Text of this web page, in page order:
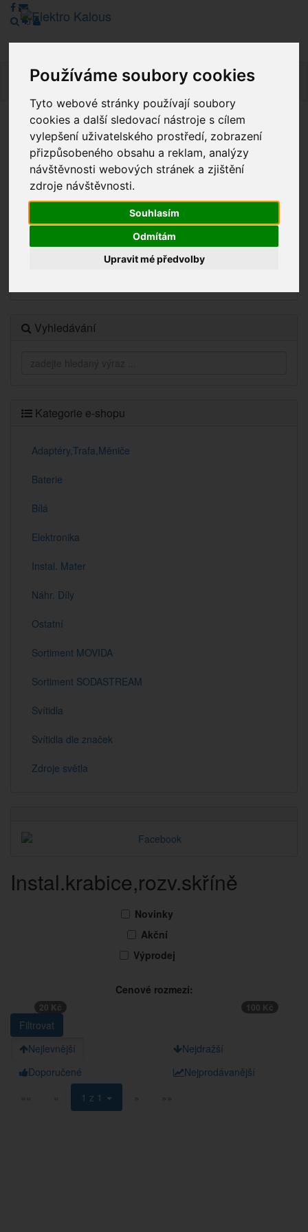
Používáme soubory cookies
Tyto webové stránky používají soubory
cookies a další sledovací nástroje s cílem
vylepšení uživatelského prostředí, zobrazení
přizpůsobeného obsahu a reklam, analýzy
návštěvnosti webových stránek a zjištění
zdroje návštěvnosti.
Souhlasím
Odmítám
Upravit mé předvolby
Vážení zákazníci, v tuto chvíli je Náš internetový obchod v
režimu Katalogu. Objednávky on-line nyní nelze vyřídit.
Děkujeme za pochopení.
Novinky
Vyhledávání
Kategorie e-shopu
Adaptéry,Trafa,Měniče
Baterie
Bílá
Elektronika
Instal. Mater
Náhr. Díly
Ostatní
Sortiment MOVIDA
Sortiment SODASTREAM
Svítidla
Svítidla dle značek
Zdroje světla
Instal.krabice,rozv.skříně
Novinky
Akční
Výprodej
Cenové rozmezí:
20 Kč 100 Kč
Nejlevnější
Nejdražší
Doporučené
Nejprodávanější
««
« 1 z 1 » »»